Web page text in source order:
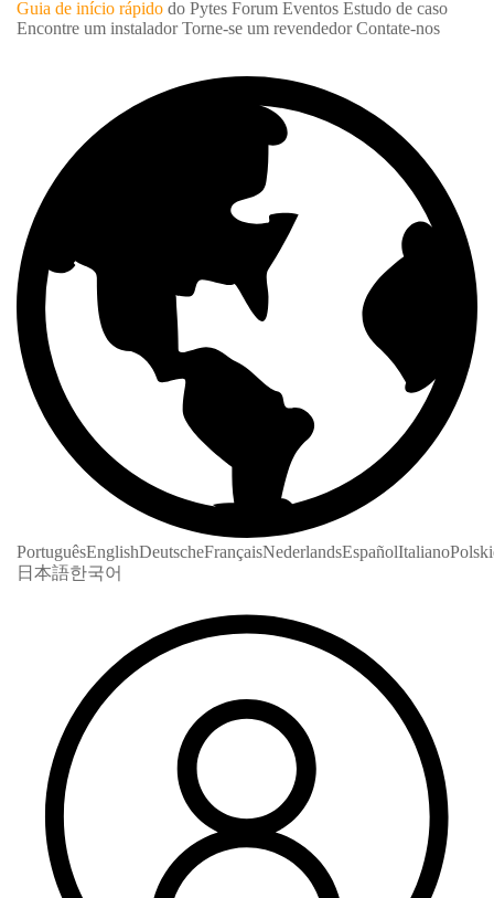
Guia de início rápido do Pytes Forum Eventos Estudo de caso
Encontre um instalador Torne-se um revendedor Contate-nos
PortuguêsEnglishDeutscheFrançaisNederlandsEspañolItaliano
日本語한국어